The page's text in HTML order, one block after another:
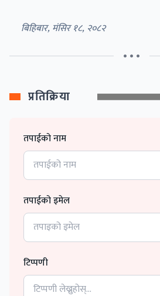
बिहिबार, मंसिर १८, २०८२
• • •
प्रतिक्रिया
तपाईको नाम
तपाईको इमेल
टिप्पणी